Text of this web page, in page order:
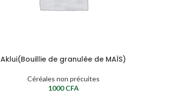
Aklui(Bouillie de granulée de MAÏS)
Céréales non précuites
1000CFA